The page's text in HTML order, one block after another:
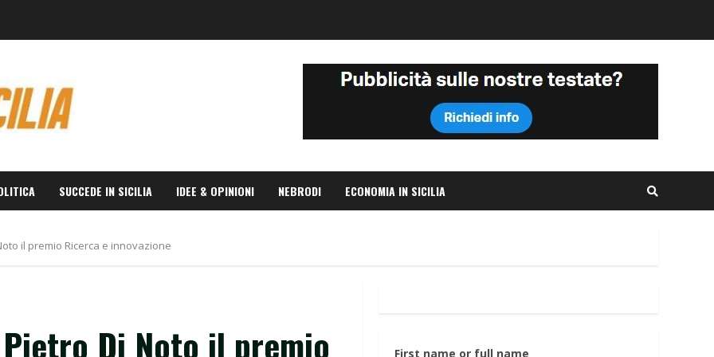
SUCCEDE IN SICILIA IDEE & OPINIONI NEBRODI ECONOMIA IN SICILIA
il premio Ricerca e innovazione
Di Noto il premio First name or full name